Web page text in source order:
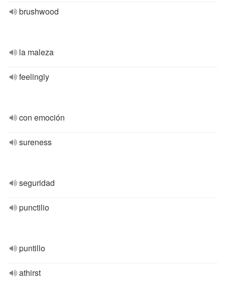
brushwood
la maleza
feelingly
con emoción
sureness
seguridad
punctilio
puntillo
athirst